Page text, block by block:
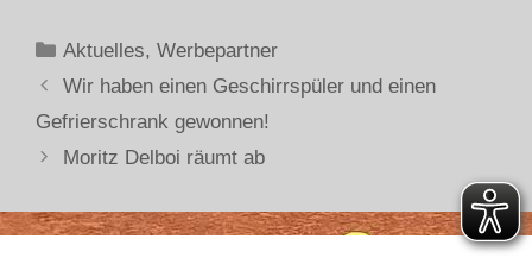
Aktuelles,Werbepartner
Wir haben einen Geschirrspüler und einen
Gefrierschrank gewonnen!
Moritz Delboi räumt ab